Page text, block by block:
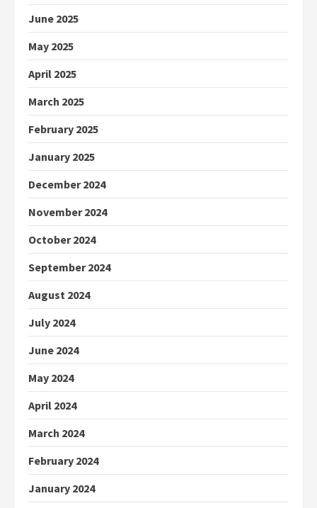
June 2025
May 2025
April 2025
March 2025
February 2025
January 2025
December 2024
November 2024
October 2024
September 2024
August 2024
July 2024
June 2024
May 2024
April 2024
March 2024
February 2024
January 2024